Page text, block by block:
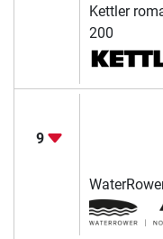
Kettler
200
9